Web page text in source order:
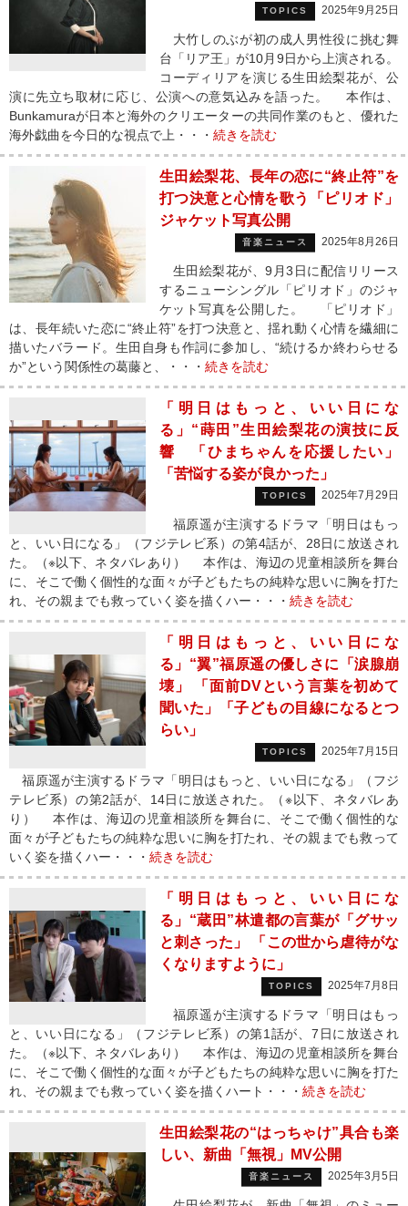
TOPICS 2025年9月25日
大竹しのぶが初の成人男性役に挑む舞
台「リア王」が10月9日から上演される。
コーディリアを演じる生田絵梨花が、公
演に先立ち取材に応じ、公演への意気込みを語った。 本作は、
Bunkamuraが日本と海外のクリエーターの共同作業のもと、優れた
海外戯曲を今日的な視点で上・・・ 続きを読む
生田絵梨花、長年の恋に“終止符”を
打つ決意と心情を歌う「ピリオド」
ジャケット写真公開
音楽ニュース 2025年8月26日
生田絵梨花が、9月3日に配信リリース
するニューシングル「ピリオド」のジャ
ケット写真を公開した。 「ピリオド」
は、長年続いた恋に“終止符”を打つ決意と、揺れ動く心情を繊細に
描いたバラード。生田自身も作詞に参加し、“続けるか終わらせる
か”という関係性の葛藤と、・・・ 続きを読む
「明日はもっと、いい日にな
る」“蒔田”生田絵梨花の演技に反
響 「ひまちゃんを応援したい」
「苦悩する姿が良かった」
TOPICS 2025年7月29日
福原遥が主演するドラマ「明日はもっ
と、いい日になる」（フジテレビ系）の第4話が、28日に放送され
た。（※以下、ネタバレあり） 本作は、海辺の児童相談所を舞台
に、そこで働く個性的な面々が子どもたちの純粋な思いに胸を打た
れ、その親までも救っていく姿を描くハー・・・ 続きを読む
「明日はもっと、いい日にな
る」“翼”福原遥の優しさに「涙腺崩
壊」 「面前DVという言葉を初めて
聞いた」「子どもの目線になるとつ
らい」
TOPICS 2025年7月15日
福原遥が主演するドラマ「明日はもっと、いい日になる」（フジ
テレビ系）の第2話が、14日に放送された。（※以下、ネタバレあ
り） 本作は、海辺の児童相談所を舞台に、そこで働く個性的な
面々が子どもたちの純粋な思いに胸を打たれ、その親までも救って
いく姿を描くハー・・・ 続きを読む
「明日はもっと、いい日にな
る」“蔵田”林遣都の言葉が「グサッ
と刺さった」 「この世から虐待がな
くなりますように」
TOPICS 2025年7月8日
福原遥が主演するドラマ「明日はもっ
と、いい日になる」（フジテレビ系）の第1話が、7日に放送され
た。（※以下、ネタバレあり） 本作は、海辺の児童相談所を舞台
に、そこで働く個性的な面々が子どもたちの純粋な思いに胸を打た
れ、その親までも救っていく姿を描くハート・・・ 続きを読む
生田絵梨花の“はっちゃけ”具合も楽
しい、新曲「無視」MV公開
音楽ニュース 2025年3月5日